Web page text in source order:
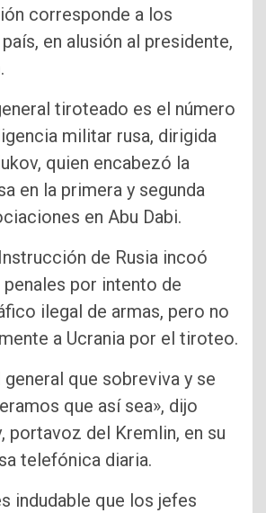
corresponde a los
en alusión al presidente,
tiroteado es el número
militar rusa, dirigida
quien encabezó la
en la primera y segunda
en Abu Dabi.
de Rusia incoó
por intento de
ilegal de armas, pero no
a Ucrania por el tiroteo.
general que sobreviva y se
que así sea», dijo
portavoz del Kremlin, en su
telefónica diaria.
indudable que los jefes